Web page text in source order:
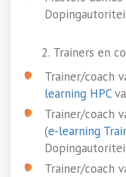
Trainers en
Trainer/coach
learning HPC
Trainer/coach
(e-learning
Trainer/coach